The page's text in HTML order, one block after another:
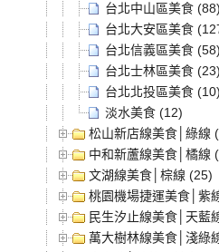
台北中山區美食 (88)
台北大安區美食
台北信義區美食 (58)
台北士林區美食 (23)
台北北投區美食 (10)
淡水美食 (12)
松山新店線美食│綠線
中和新蘆線美食│橘線
文湖線美食│棕線 (25)
桃園機場捷運美食│紫
民生汐止線美食│天藍
萬大樹林線美食│淺綠